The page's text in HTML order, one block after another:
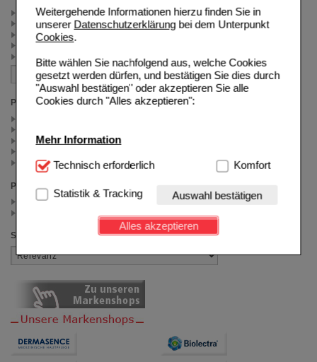
Weitergehende Informationen hierzu finden Sie in
unserer Datenschutzerklärungbei dem Unterpunkt
Cookies.
Bitte wählen Sie nachfolgend aus, welche Cookies
gesetzt werden dürfen, und bestätigen Sie dies durch
"Auswahl bestätigen" oder akzeptieren Sie alle
Cookies durch "Alles akzeptieren":
Mehr Information
Technisch Notwendig:Hierbei handelt es sich um
Website notwendig sind (z.B. Navigation, Warenkorb,
Kundenkonto), weshalb auf diese nicht verzichtet
werden kann.
Einkaufserlebnis noch ansprechender zu gestalten,
beispielsweise für die Wiedererkennung des
Besuchers oder unsere Seite an bevorzugte
Verhaltensweisen (z.B. Spracheinstellung)
anzupassen. Komfort-Cookies ermöglichen es uns
auch auf Ihre Bedürfnisse zugeschrittene Inhalte
betreiben.
Technisch erforderlich Komfort
Statistik & Tracking Auswahl bestätigen
Alles akzeptieren
Muskelfunktion (4)
Knochen & Gelenke (4)
Sport (3)
Kognitive & psychische Funktion (3)
Packungsgröße
24 St (1)
100 St (1)
Preis
< 25.00 (4)
Sortieren nach